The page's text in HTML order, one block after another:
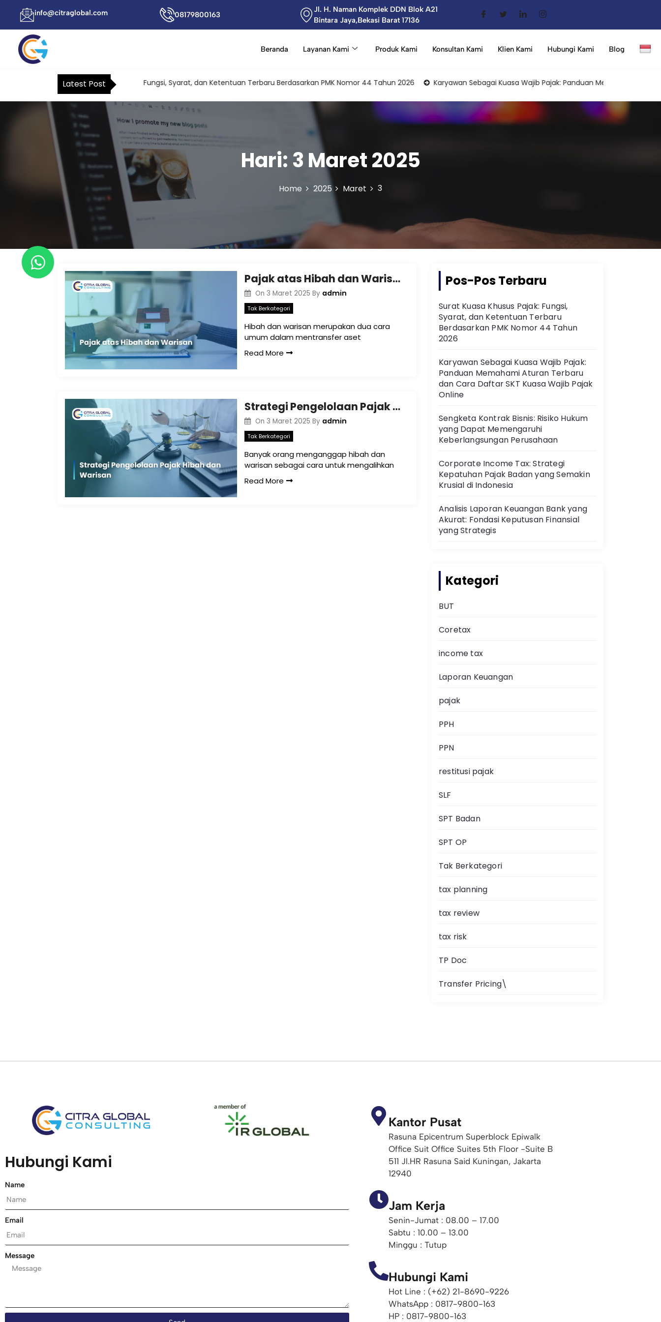
info@citraglobal.com 08179800163
Jl. H. Naman Komplek DDN Blok A21
Bintara Jaya,Bekasi Barat 17136
Beranda Layanan Kami Produk Kami Konsultan Kami Klien Kami Hubungi Kami Blog
Latest Post
Surat Kuasa Khusus Pajak: Fungsi, Syarat, dan Ketentuan Terbaru Berdasarkan PMK Nomor 44 Tahun 2026 Karyawan Sebagai Kuasa Wajib Pajak: Panduan Memahami Aturan
Hari: 3 Maret 2025
Home 2025 Maret 3
Pajak atas Hibah dan Warisan
On 3 Maret 2025 By admin
Tak Berkategori
Hibah dan warisan merupakan dua cara
umum dalam mentransfer aset
Read More
Strategi Pengelolaan Pajak Hibah dan Warisan
On 3 Maret 2025 By admin
Tak Berkategori
Banyak orang menganggap hibah dan
warisan sebagai cara untuk mengalihkan
Read More
Pos-Pos Terbaru
Surat Kuasa Khusus Pajak: Fungsi,
Syarat, dan Ketentuan Terbaru
Berdasarkan PMK Nomor 44 Tahun
2026
Karyawan Sebagai Kuasa Wajib Pajak:
Panduan Memahami Aturan Terbaru
dan Cara Daftar SKT Kuasa Wajib Pajak
Online
Sengketa Kontrak Bisnis: Risiko Hukum
yang Dapat Memengaruhi
Keberlangsungan Perusahaan
Corporate Income Tax: Strategi
Kepatuhan Pajak Badan yang Semakin
Krusial di Indonesia
Analisis Laporan Keuangan Bank yang
Akurat: Fondasi Keputusan Finansial
yang Strategis
Kategori
BUT
Coretax
income tax
Laporan Keuangan
pajak
PPH
PPN
restitusi pajak
SLF
SPT Badan
SPT OP
Tak Berkategori
tax planning
tax review
tax risk
TP Doc
Transfer Pricing\
Hubungi Kami
Name
Email
Message
Kantor Pusat
Rasuna Epicentrum Superblock Epiwalk
Office Suit Office Suites 5th Floor -Suite B
511 Jl.HR Rasuna Said Kuningan, Jakarta
12940
Jam Kerja
Senin-Jumat : 08.00 – 17.00
Sabtu : 10.00 – 13.00
Minggu : Tutup
Hubungi Kami
Hot Line : (+62) 21-8690-9226​
WhatsApp : 0817-9800-163
HP : 0817-9800-163